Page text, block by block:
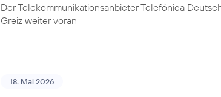
Der Telekommunikationsanbieter Telefónica
Greiz weiter voran
18. Mai 2026